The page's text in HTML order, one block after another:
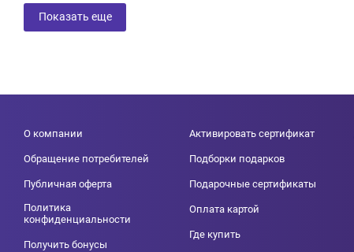
Показать еще
О компании
Обращение потребителей
Публичная оферта
Политика
конфиденциальности
Получить бонусы
Активировать сертификат
Подборки подарков
Подарочные сертификаты
Оплата картой
Где купить